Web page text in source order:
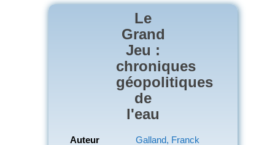
Le
Grand
Jeu :
chroniques
géopolitiques
de
l'eau
Auteur
Galland, Franck